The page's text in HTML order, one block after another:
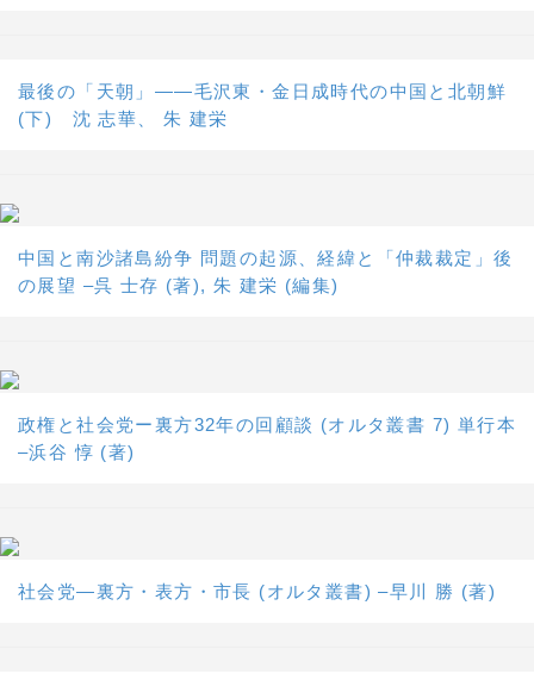
最後の「天朝」――毛沢東・金日成時代の中国と北朝鮮
(下) 沈 志華、 朱 建栄
中国と南沙諸島紛争 問題の起源、経緯と「仲裁裁定」後
の展望 –呉 士存 (著), 朱 建栄 (編集)
政権と社会党ー裏方32年の回顧談 (オルタ叢書 7) 単行本
–浜谷 惇 (著)
社会党―裏方・表方・市長 (オルタ叢書) –早川 勝 (著)